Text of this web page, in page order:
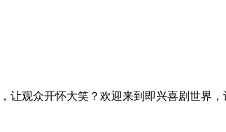
， 让观众开怀大笑？欢迎来到即兴喜剧世界